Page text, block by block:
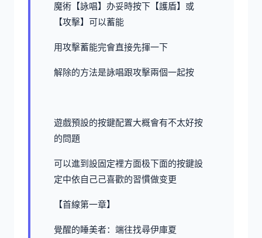
魔術【詠唱】办妥時按下【護盾】或
【攻擊】可以蓄能
用攻擊蓄能完會直接先揮一下
解除的方法是詠唱跟攻擊兩個一起按
遊戲預設的按鍵配置大概會有不太好按
的問題
可以進到設固定裡方面极下面的按鍵設
定中依自己己喜歡的習慣做变更
【首線第一章】
覺醒的睡美者：端往找尋伊庫夏